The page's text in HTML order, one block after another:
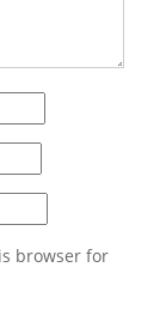
browser for